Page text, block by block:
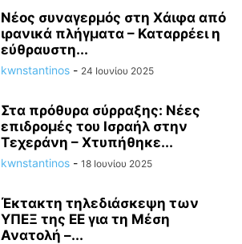
Νέος συναγερμός στη Χάιφα από
ιρανικά πλήγματα – Καταρρέει η
εύθραυστη...
kwnstantinos - 24 Ιουνίου 2025
Στα πρόθυρα σύρραξης: Νέες
επιδρομές του Ισραήλ στην
Τεχεράνη – Χτυπήθηκε...
kwnstantinos - 18 Ιουνίου 2025
Έκτακτη τηλεδιάσκεψη των
ΥΠΕΞ της ΕΕ για τη Μέση
Ανατολή –...